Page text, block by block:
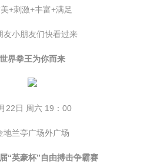
+刺激+丰富+满足
友小朋友们快看过来
世界拳王为你而来
22日 周六 19：00
地兰亭广场外广场
“英豪杯”自由搏击争霸赛